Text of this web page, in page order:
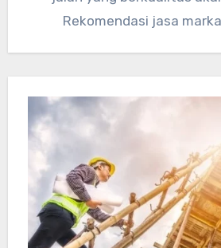
Rekomendasi jasa